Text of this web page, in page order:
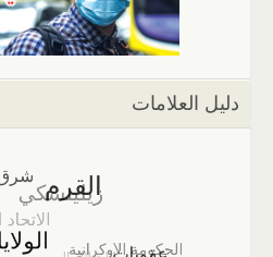
دليل العلامات